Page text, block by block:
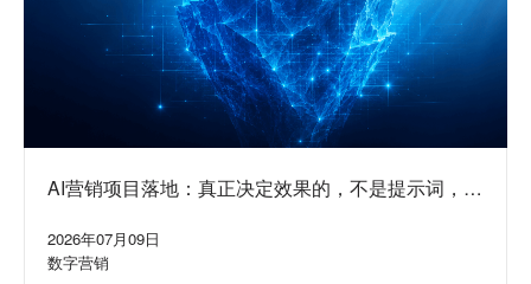
AI营销项目落地：真正决定效果的，不是提示词，而
2026年07月09日
数字营销